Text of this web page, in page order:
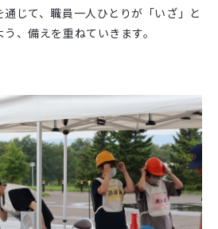
じて、職員一人ひとりが「いざ」と
、備えを重ねていきます。